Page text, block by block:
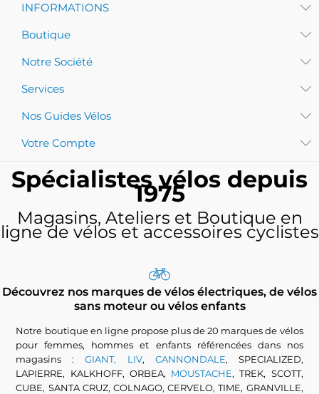
INFORMATIONS
Boutique
Notre Société
Services
Nos Guides Vélos
Votre Compte
Spécialistes vélos depuis
1975
Magasins, Ateliers et Boutique en
ligne de vélos et accessoires cyclistes
Découvrez nos marques de vélos électriques, de vélos
sans moteur ou vélos enfants
Notre boutique en ligne propose plus de 20 marques de vélos
pour femmes, hommes et enfants référencées dans nos
magasins :GIANT, LIV, CANNONDALE, SPECIALIZED,
LAPIERRE, KALKHOFF, ORBEA, MOUSTACHE, TREK, SCOTT,
CUBE, SANTA CRUZ, COLNAGO, CERVELO, TIME, GRANVILLE,